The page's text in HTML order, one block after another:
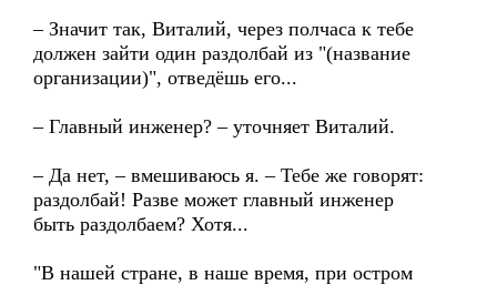
– Значит так, Виталий, через полчаса к тебе
должен зайти один раздолбай из "(название
организации)", отведёшь его...
– Главный инженер? – уточняет Виталий.
– Да нет, – вмешиваюсь я. – Тебе же говорят:
раздолбай! Разве может главный инженер
быть раздолбаем? Хотя...
"В нашей стране, в наше время, при остром